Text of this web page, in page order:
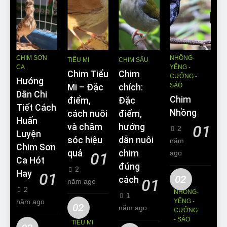
CHIM SƠN
CA
Hướng
Dẫn Chi
Tiết Cách
Huấn
Luyện
Chim Sơn
Ca Hót
Hay
01
2
năm ago
TIỂU MI
Chim Tiểu
Mi – Đặc
điểm,
cách nuôi
và chăm
sóc hiệu
quả
01
2
năm ago
02
TIỂU MI
CHIM SÂU
Chim
chích:
Đặc
điểm,
hướng
dẫn nuôi
chim
đúng
cách 01
1
năm ago
NHỒNG-
YỂNG -
CƯỠNG -
SÁO
Chim
Nhồng
01
2
năm
ago
02
NHỒNG-
YỂNG -
CƯỠNG
- SÁO